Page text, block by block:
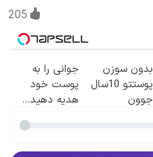
205
بدون سوزن
پوستتو 10سال
جوون
جوانی را به
پوست خود
هدیه دهید...